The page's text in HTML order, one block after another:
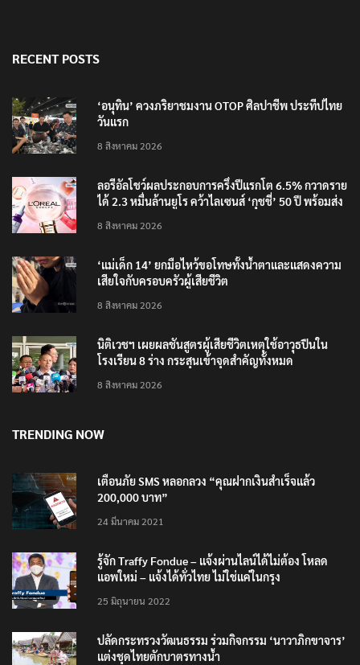
RECENT POSTS
‘อนุทิน’ ควงภริยาชมงาน OTOP ศิลปาชีพ ประทีปไทย
วันแรก
8 สิงหาคม 2026
ลอรีอัลโชว์ผลประกอบการครึ่งปีแรกโต 6.5% กวาดราย
ได้ 2.3 หมื่นล้านยูโร คว้าไลเซนส์ ‘กุชชี่’ 50 ปี พร้อมส่ง
8 สิงหาคม 2026
‘แม่เด็ก 14’ ยกมือไหว้ขอโทษทั้งน้ำตาและแสดงความ
เสียใจกับครอบครัวผู้เสียชีวิต
8 สิงหาคม 2026
นิติเวชฯ เผยผลชันสูตรผู้เสียชีวิตเหตุใช้อาวุธปืนใน
โรงเรียน 8 ร่าง กระสุนเข้าจุดสำคัญทั้งหมด
8 สิงหาคม 2026
TRENDING NOW
เตือนภัย SMS หลอกลวง “คุณฝากเงินสำเร็จแล้ว
200,000 บาท”
24 มีนาคม 2021
รู้จัก Traffy Fondue – แจ้งผ่านไลน์ได้ไม่ต้อง โหลด
แอพใหม่ – แจ้งได้ทั่วไทย ไม่ใช่แค่ในกรุง
25 มิถุนายน 2022
ปลัดกระทรวงวัฒนธรรม ร่วมกิจกรรม ‘นาวาภิกขาจาร’
แต่งชุดไทยตักบาตรทางน้ำ